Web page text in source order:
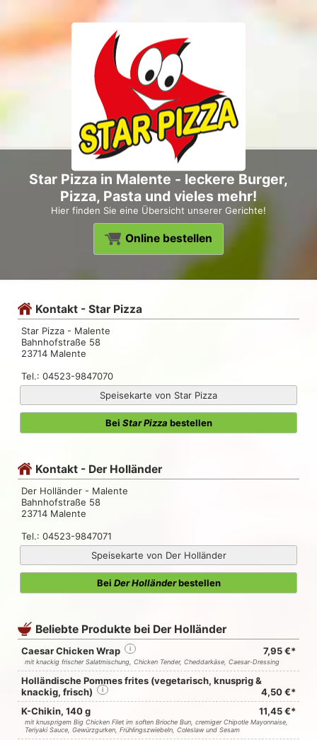
Star Pizza in Malente - leckere Burger,
Pizza, Pasta und vieles mehr!
Hier finden Sie eine Übersicht unserer Gerichte!
Online bestellen
Kontakt - Star Pizza
Star Pizza - Malente
Bahnhofstraße 58
23714 Malente
Tel.: 04523-9847070
Speisekarte von Star Pizza
Bei Star Pizza bestellen
Kontakt - Der Holländer
Der Holländer - Malente
Bahnhofstraße 58
23714 Malente
Tel.: 04523-9847071
Speisekarte von Der Holländer
Bei Der Holländerbestellen
Beliebte Produkte bei Der Holländer
Caesar Chicken Wrap i 7,95 €*
mit knackig frischer Salatmischung, Chicken Tender, Cheddarkäse, Caesar-Dressing
Holländische Pommes frites (vegetarisch, knusprig &
knackig, frisch)
i
4,50 €*
K-Chikin, 140 g
11,45 €*
mit knusprigem Big Chicken Filet im soften Brioche Bun, cremiger Chipotle Mayonnaise,
Teriyaki Sauce, Gewürzgurken, Frühlingszwiebeln, Coleslaw und Sesam